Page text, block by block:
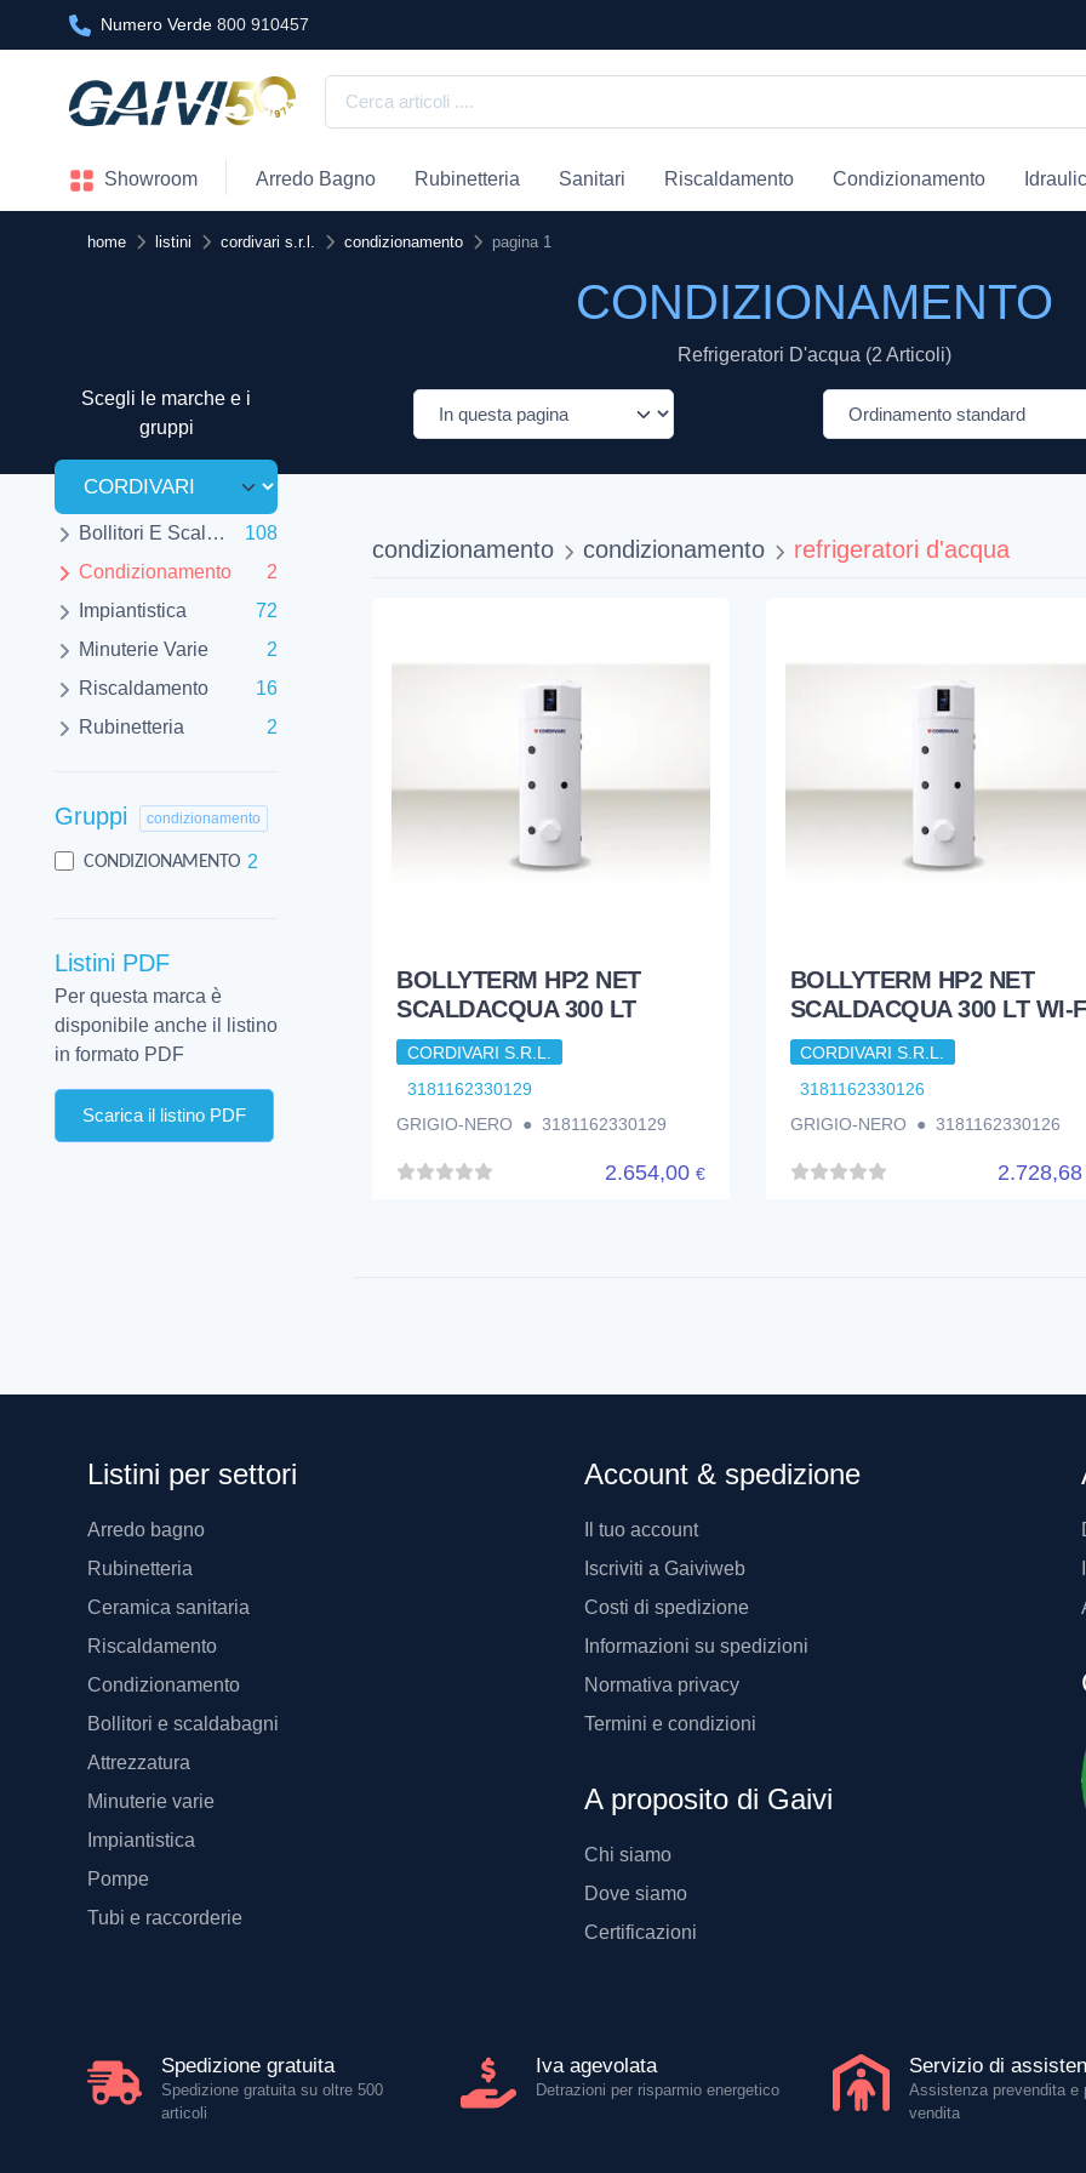
Numero Verde 800 910457
Showroom Arredo Bagno Rubinetteria Sanitari Riscaldamento Condizionamento
home listini cordivari s.r.l. condizionamento pagina 1
CONDIZIONAMENTO
Refrigeratori D'acqua (2 Articoli)
Scegli le marche e i
gruppi
Bollitori E Scaldabagni
108
Condizionamento
2
Impiantistica
72
Minuterie Varie
2
Riscaldamento
16
Rubinetteria
2
Gruppi condizionamento
CONDIZIONAMENTO 2
Listini PDF
Per questa marca è
disponibile anche il listino
in formato PDF
Scarica il listino PDF
condizionamento condizionamento refrigeratori d'acqua
BOLLYTERM HP2 NET
SCALDACQUA 300 LT
CORDIVARI S.R.L.
3181162330129
GRIGIO-NERO ● 3181162330129
2.654,00 €
BOLLYTERM HP2 NET
SCALDACQUA 300 LT WI-
CORDIVARI S.R.L.
3181162330126
GRIGIO-NERO ● 3181162330126
Listini per settori
Arredo bagno
Rubinetteria
Ceramica sanitaria
Riscaldamento
Condizionamento
Bollitori e scaldabagni
Attrezzatura
Minuterie varie
Impiantistica
Pompe
Tubi e raccorderie
Account & spedizione
Il tuo account
Iscriviti a Gaiviweb
Costi di spedizione
Informazioni su spedizioni
Normativa privacy
Termini e condizioni
A proposito di Gaivi
Chi siamo
Dove siamo
Certificazioni
Spedizione gratuita
Spedizione gratuita su oltre 500
articoli
Iva agevolata
Detrazioni per risparmio energetico
Servizio di
Assistenza prevendita e
vendita